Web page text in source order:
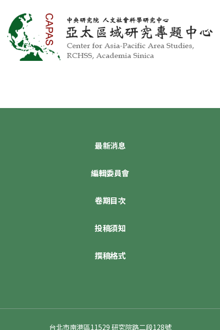
最新消息
編輯委員會
卷期目次
投稿須知
撰稿格式
台北市南港區11529 研究院路二段128號